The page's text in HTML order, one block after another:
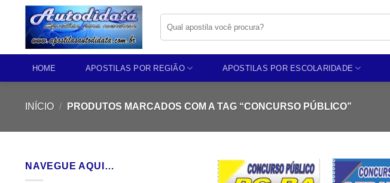
content
por:
HOME APOSTILAS POR REGIÃO APOSTILAS POR ESCOLARIDADE
INÍCIO / PRODUTOS MARCADOS COM A TAG “CONCURSO PÚBLICO”
NAVEGUE AQUI…